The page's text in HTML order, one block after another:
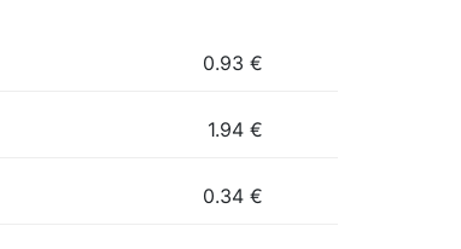
0.93 €
1.94 €
0.34 €